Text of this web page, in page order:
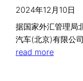
2024年12月10日
据国家外汇管理局
汽车(北京)有限公
read more